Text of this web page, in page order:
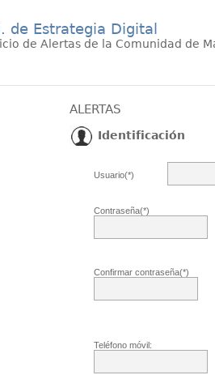
de Estrategia Digital
de Alertas de la Comunidad de
ALERTAS
Identificación
Usuario(*)
Contraseña(*)
Confirmar contraseña(*)
Teléfono móvil: